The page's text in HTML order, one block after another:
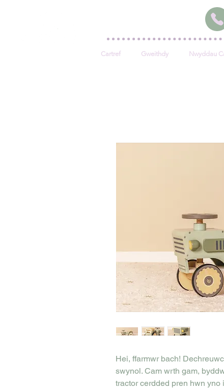
Cartref Gweithdy Nwyddau
Hei, ffarmwr bach!
swynol. Cam wrth gam,
tractor cerdded pren hwn